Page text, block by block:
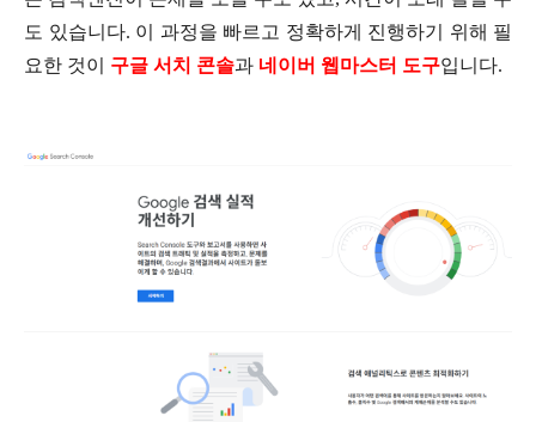
도 있습니다. 이 과정을 빠르고 정확하게 진행하기 위해 필
요한 것이 구글 서치 콘솔과 네이버 웹마스터 도구입니다.